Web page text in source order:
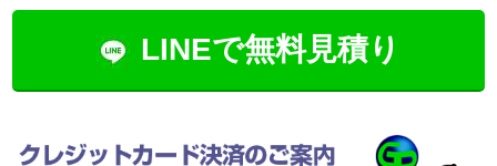
LINEで無料見積り